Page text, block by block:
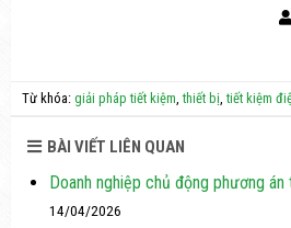
Từ khóa: giải pháp tiết kiệm,thiết bị,tiết kiệm
BÀI VIẾT LIÊN QUAN
Doanh nghiệp chủ động phương
14/04/2026